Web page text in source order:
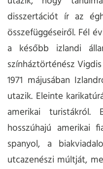
disszertációt ír az
összefüggéseiről. Fél
a később izlandi
színháztörténész
1971 májusában
utazik. Eleinte
amerikai
hosszúhajú amerikai
spanyol, a
utcazenészi múltját,